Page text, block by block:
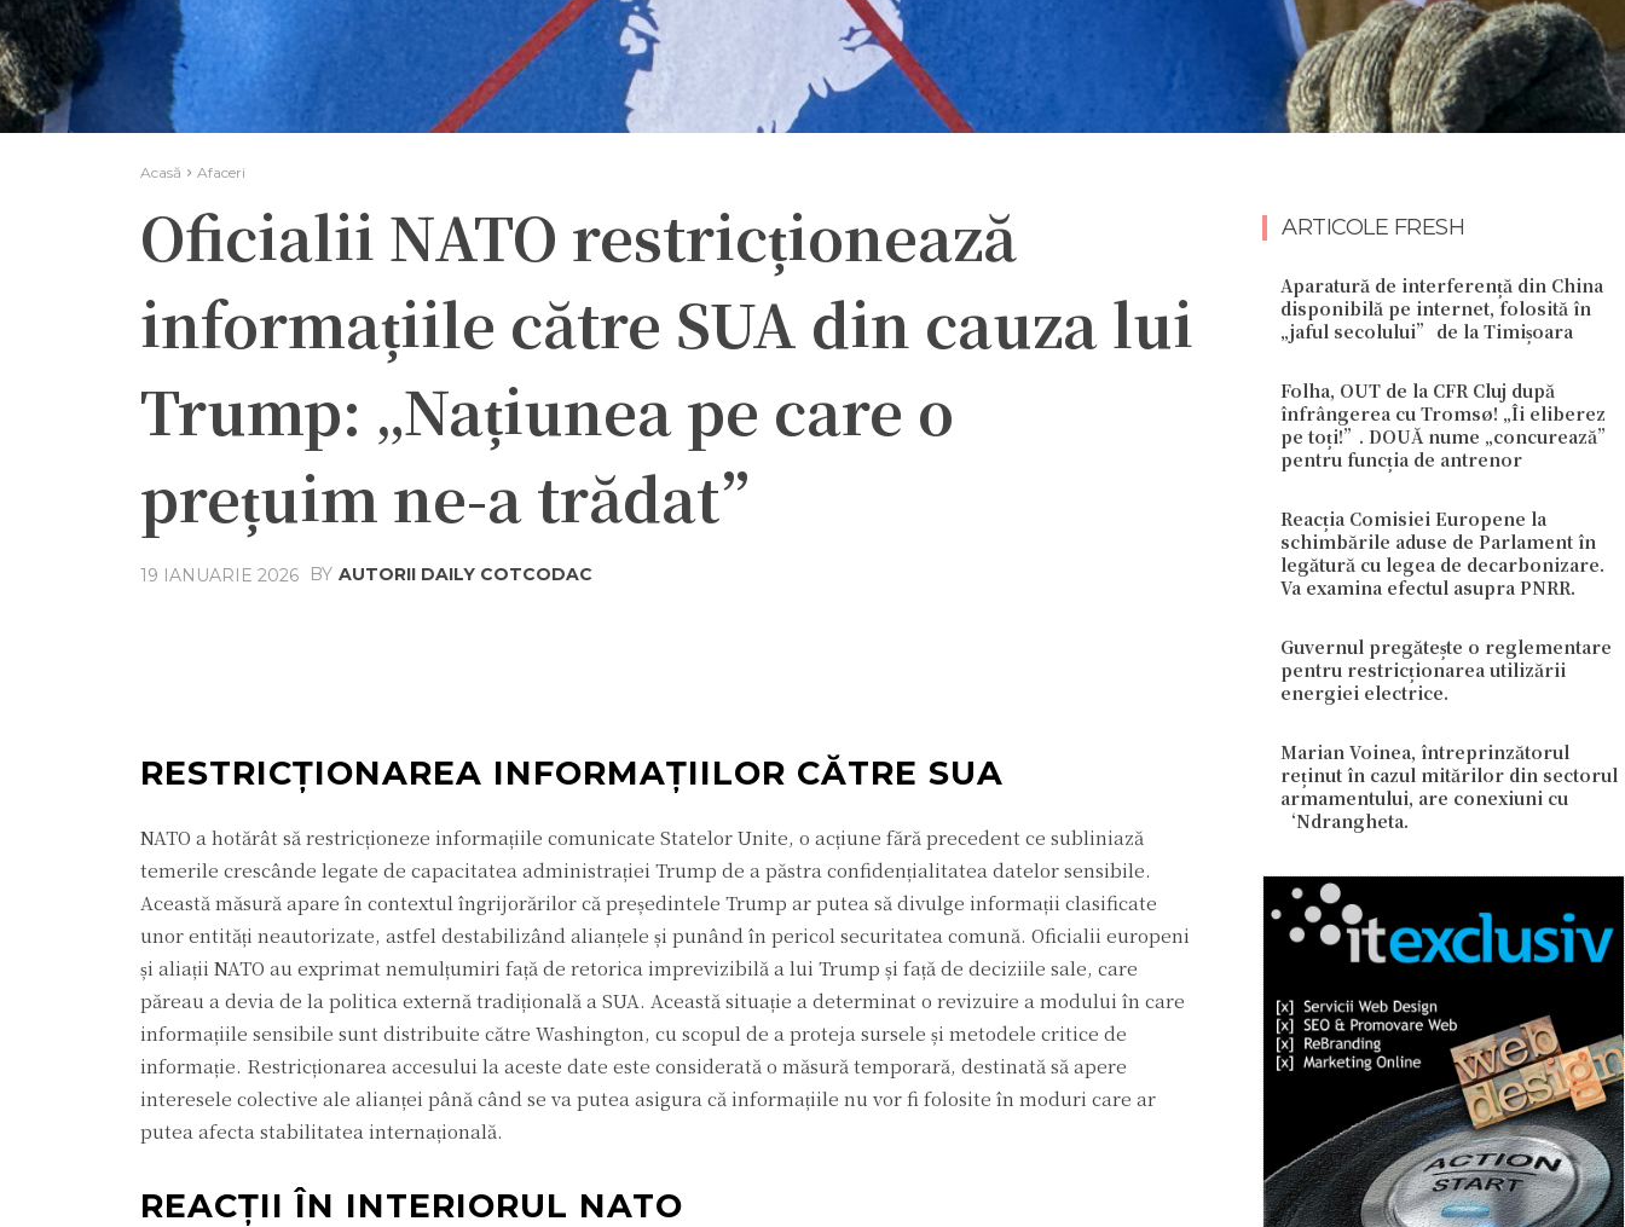
Acasă Afaceri
Oficialii NATO restricționează
informațiile către SUA din cauza lui
Trump: „Națiunea pe care o
prețuim ne-a trădat”
19 IANUARIE 2026 BY AUTORII DAILY COTCODAC
RESTRICȚIONAREA INFORMAȚIILOR CĂTRE SUA
NATO a hotărât să restricționeze informațiile comunicate Statelor Unite, o acțiune fără precedent ce subliniază
temerile crescânde legate de capacitatea administrației Trump de a păstra confidențialitatea datelor sensibile.
Această măsură apare în contextul îngrijorărilor că președintele Trump ar putea să divulge informații clasificate
unor entități neautorizate, astfel destabilizând alianțele și punând în pericol securitatea comună. Oficialii europeni
și aliații NATO au exprimat nemulțumiri față de retorica imprevizibilă a lui Trump și față de deciziile sale, care
păreau a devia de la politica externă tradițională a SUA. Această situație a determinat o revizuire a modului în care
informațiile sensibile sunt distribuite către Washington, cu scopul de a proteja sursele și metodele critice de
informație. Restricționarea accesului la aceste date este considerată o măsură temporară, destinată să apere
interesele colective ale alianței până când se va putea asigura că informațiile nu vor fi folosite în moduri care ar
putea afecta stabilitatea internațională.
REACȚII ÎN INTERIORUL NATO
ARTICOLE FRESH
Aparatură de interferență din China
disponibilă pe internet, folosită în
„jaful secolului” de la Timișoara
Folha, OUT de la CFR Cluj după
înfrângerea cu Tromsø! „Îi eliberez
pe toți!”. DOUĂ nume „concurează”
pentru funcția de antrenor
Reacția Comisiei Europene la
schimbările aduse de Parlament în
legătură cu legea de decarbonizare.
Va examina efectul asupra PNRR.
Guvernul pregătește o reglementare
pentru restricționarea utilizării
energiei electrice.
Marian Voinea, întreprinzătorul
reținut în cazul mitărilor din sectorul
armamentului, are conexiuni cu
‘Ndrangheta.